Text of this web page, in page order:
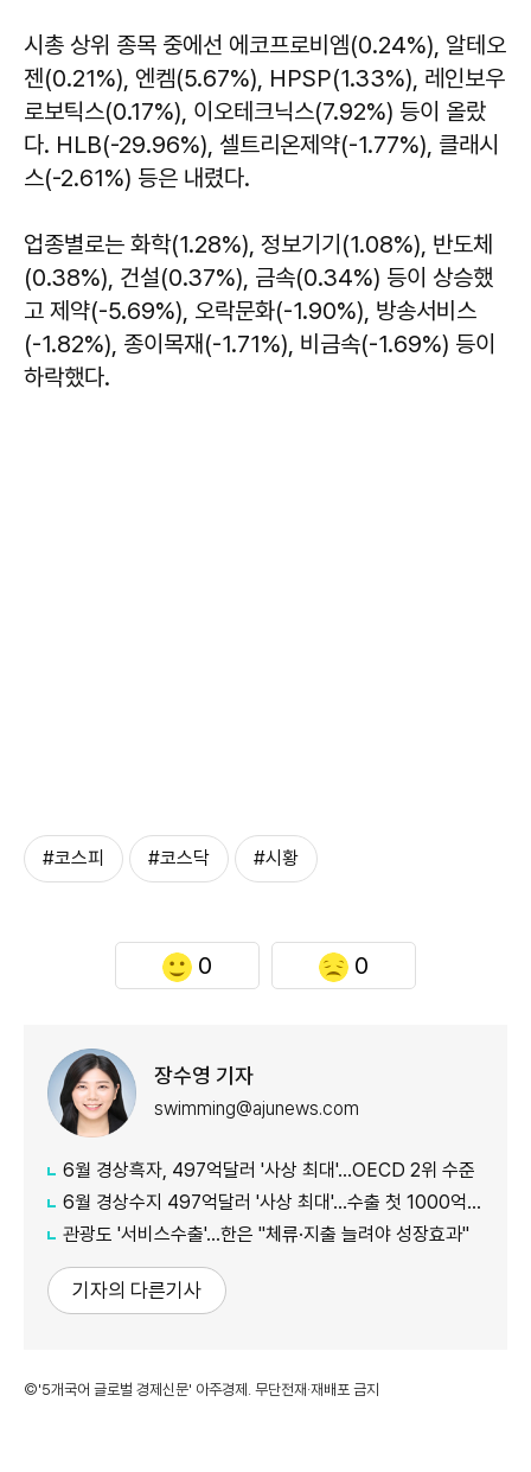
시총 상위 종목 중에선 에코프로비엠(0.24%), 알테오
젠(0.21%), 엔켐(5.67%), HPSP(1.33%), 레인보우
로보틱스(0.17%), 이오테크닉스(7.92%) 등이 올랐
다. HLB(-29.96%), 셀트리온제약(-1.77%), 클래시
스(-2.61%) 등은 내렸다.
업종별로는 화학(1.28%), 정보기기(1.08%), 반도체
(0.38%), 건설(0.37%), 금속(0.34%) 등이 상승했
고 제약(-5.69%), 오락문화(-1.90%), 방송서비스
(-1.82%), 종이목재(-1.71%), 비금속(-1.69%) 등이
하락했다.
#코스피 #코스닥 #시황
0 0
장수영 기자
swimming@ajunews.com
6월 경상흑자, 497억달러 '사상 최대'…OECD 2위 수준
6월 경상수지 497억달러 '사상 최대'…수출 첫 1000억달러 돌파
관광도 '서비스수출'…한은 "체류·지출 늘려야 성장효과"
기자의 다른기사
©'5개국어 글로벌 경제신문' 아주경제. 무단전재·재배포 금지